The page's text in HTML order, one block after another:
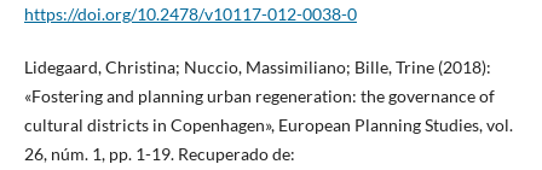
https://doi.org/10.2478/v10117-012-0038-0
Lidegaard, Christina; Nuccio, Massimiliano; Bille, Trine (2018):
«Fostering and planning urban regeneration: the governance of
cultural districts in Copenhagen», European Planning Studies, vol.
26, núm. 1, pp. 1-19. Recuperado de: